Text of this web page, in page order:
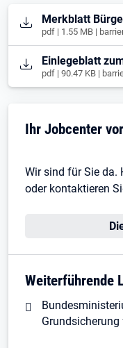
Öffnet in neuem Tab
Merkblatt
pdf | 1.55 MB |
Öffnet in neuem Tab
Einlegeblatt
pdf | 90.47 KB |
Ihr Jobcenter
Wir sind für Sie da.
oder kontaktieren
Weiterführende